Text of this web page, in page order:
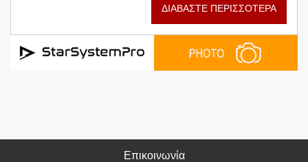
ΔΙΑΒΑΣΤΕ ΠΕΡΙΣΣΟΤΕΡΑ
Επικοινωνία